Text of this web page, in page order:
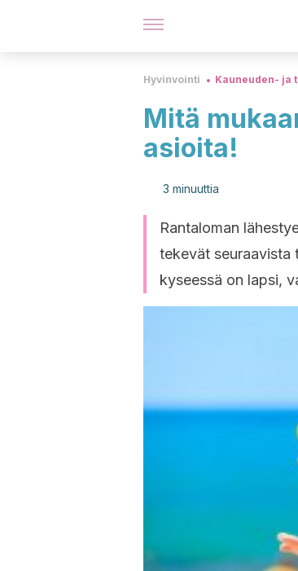
Hyvinvointi Kauneuden- ja
Mitä
asioita!
3 minuuttia
Rantaloman
tekevät seuraavista
kyseessä on lapsi,